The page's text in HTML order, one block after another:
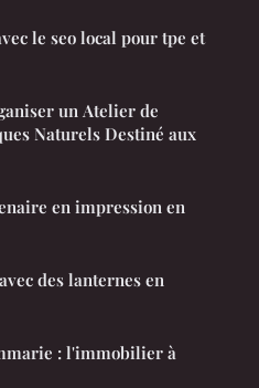
le seo local pour tpe et
un Atelier de
Naturels Destiné aux
en impression en
des lanternes en
: l'immobilier à